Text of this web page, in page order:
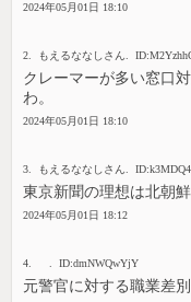
2024年05月01日 18:10
2. もえるななしさん.
クレーマーが多い窓口
わ。
2024年05月01日 18:10
3. もえるななしさん.
東京新聞の理想は北朝鮮
2024年05月01日 18:12
4. . ID:dmNWQwYjY
元警官に対する職業差